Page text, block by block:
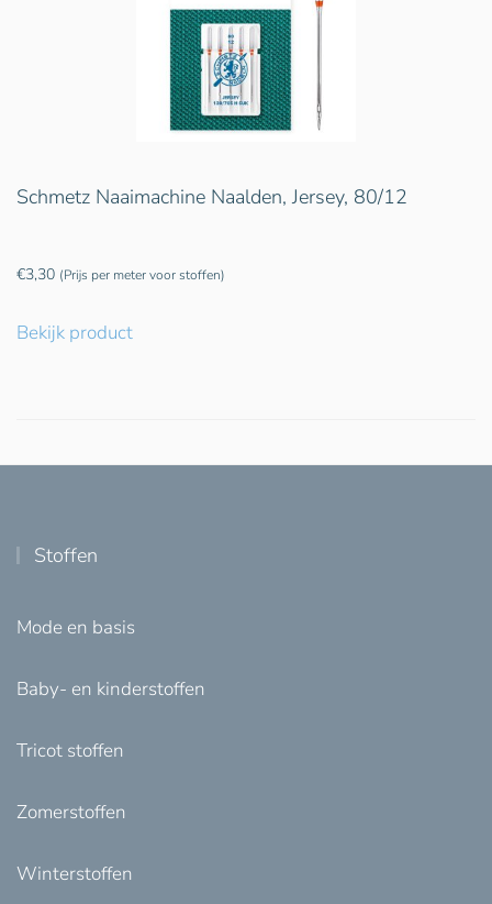
Schmetz Naaimachine Naalden, Jersey, 80/12
€3,30 (Prijs per meter voor stoffen)
Bekijk product
Stoffen
Mode en basis
Baby- en kinderstoffen
Tricot stoffen
Zomerstoffen
Winterstoffen